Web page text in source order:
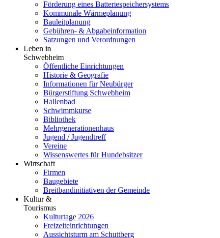
Förderung eines Batteriespeichersystems
Kommunale Wärmeplanung
Bauleitplanung
Gebühren- & Abgabeinformation
Satzungen und Verordnungen
Leben in
Schwebheim
Öffentliche Einrichtungen
Historie & Geografie
Informationen für Neubürger
Bürgerstiftung Schwebheim
Hallenbad
Schwimmkurse
Bibliothek
Mehrgenerationenhaus
Jugend / Jugendtreff
Vereine
Wissenswertes für Hundebsitzer
Wirtschaft
Firmen
Baugebiete
Breitbandinitiativen der Gemeinde
Kultur &
Tourismus
Kulturtage 2026
Freizeiteinrichtungen
Aussichtsturm am Schuttberg